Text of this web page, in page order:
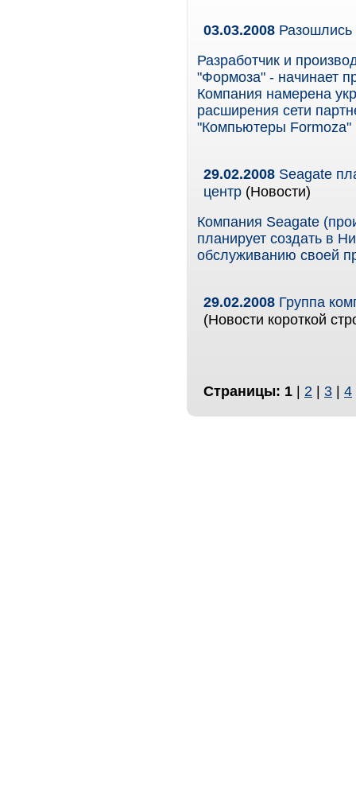
03.03.2008 Разошлись
Разработчик и
"Формоза" - начинает
Компания намерена
расширения сети
"Компьютеры Formoza"
29.02.2008 Seagate
центр (Новости)
Компания Seagate
планирует создать в
обслуживанию своей
29.02.2008 Группа
(Новости короткой
Страницы: 1 | 2 | 3 | 4